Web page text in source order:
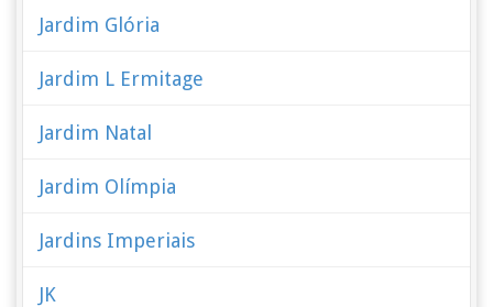
Jardim Glória
Jardim L Ermitage
Jardim Natal
Jardim Olímpia
Jardins Imperiais
JK